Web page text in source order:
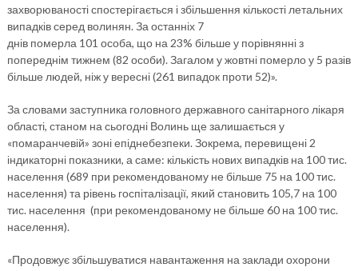
захворюваності спостерігається і збільшення кількості летальних
випадків серед волинян. За останніх 7
днів померла 101 особа, що на 23% більше у порівнянні з
попереднім тижнем (82 особи). Загалом у жовтні померло у 5 разів
більше людей, ніж у вересні (261 випадок проти 52)».
За словами заступника головного державного санітарного лікаря
області, станом на сьогодні Волинь ще залишається у
«помаранчевій» зоні епіднебезпеки. Зокрема, перевищені 2
індикаторні показники, а саме: кількість нових випадків на 100 тис.
населення (689 при рекомендованому не більше 75 на 100 тис.
населення) та рівень госпіталізації, який становить 105,7 на 100
тис. населення (при рекомендованому не більше 60 на 100 тис.
населення).
«Продовжує збільшуватися навантаження на заклади охорони